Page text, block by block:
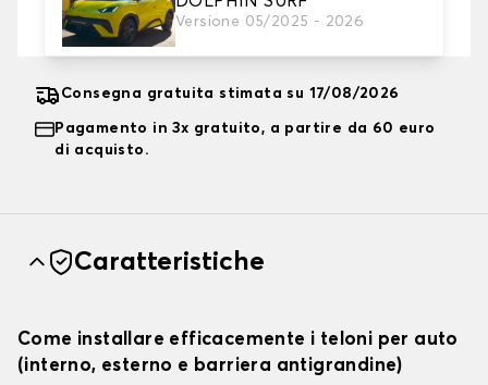
Versione 05/2025 - 2026
Scegli il telo protettivo adatto alle tue esigenze
Consegna gratuita stimata su 17/08/2026
Pagamento in 3x gratuito, a partire da 60 euro
di acquisto.
Caratteristiche
Come installare efficacemente i teloni per auto
(interno, esterno e barriera antigrandine)